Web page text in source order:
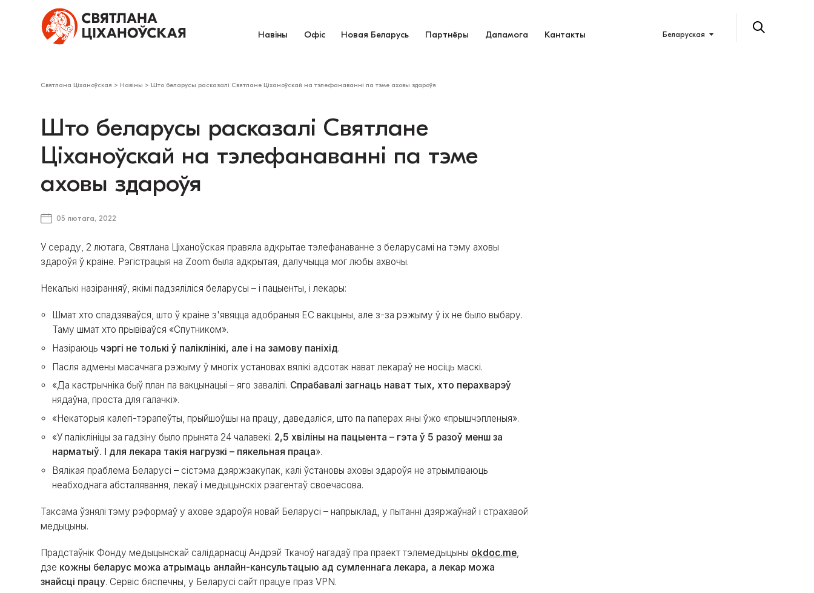
Навіны Офіс Новая Беларусь Партнёры Дапамога Кантакты Беларуская
Святлана Ціханоўская > Навіны > Што беларусы расказалі Святлане Ціханоўскай на тэлефанаванні па тэме аховы здароўя
Што беларусы расказалі Святлане
Ціханоўскай на тэлефанаванні па тэме
аховы здароўя
05 лютага, 2022
У сераду, 2 лютага, Святлана Ціханоўская правяла адкрытае тэлефанаванне з беларусамі на тэму аховы
здароўя ў краіне. Рэгістрацыя на Zoom была адкрытая, далучыцца мог любы ахвочы.
Некалькі назіранняў, якімі падзяліліся беларусы – і пацыенты, і лекары:
Шмат хто спадзяваўся, што ў краіне з'явяцца адобраныя ЕС вакцыны, але з-за рэжыму ў іх не было выбару.
Таму шмат хто прывіваўся «Спутником».
Назіраюць чэргі не толькі ў паліклінікі, але і на замову паніхід.
Пасля адмены масачнага рэжыму ў многіх установах вялікі адсотак нават лекараў не носіць маскі.
«Да кастрычніка быў план па вакцынацыі – яго завалілі. Спрабавалі загнаць нават тых, хто перахварэў
нядаўна, проста для галачкі».
«Некаторыя калегі-тэрапеўты, прыйшоўшы на працу, даведаліся, што па паперах яны ўжо «прышчэпленыя».
«У паліклініцы за гадзіну было прынята 24 чалавекі. 2,5 хвіліны на пацыента – гэта ў 5 разоў менш за
нарматыў. І для лекара такія нагрузкі – пякельная праца».
Вялікая праблема Беларусі – сістэма дзяржзакупак, калі ўстановы аховы здароўя не атрымліваюць
неабходнага абсталявання, лекаў і медыцынскіх рэагентаў своечасова.
Таксама ўзнялі тэму рэформаў у ахове здароўя новай Беларусі – напрыклад, у пытанні дзяржаўнай і страхавой
медыцыны.
Прадстаўнік Фонду медыцынскай салідарнасці Андрэй Ткачоў нагадаў пра праект тэлемедыцыны okdoc.me,
дзе кожны беларус можа атрымаць анлайн-кансультацыю ад сумленнага лекара, а лекар можа
знайсці працу. Сервіс бяспечны, у Беларусі сайт працуе праз VPN.